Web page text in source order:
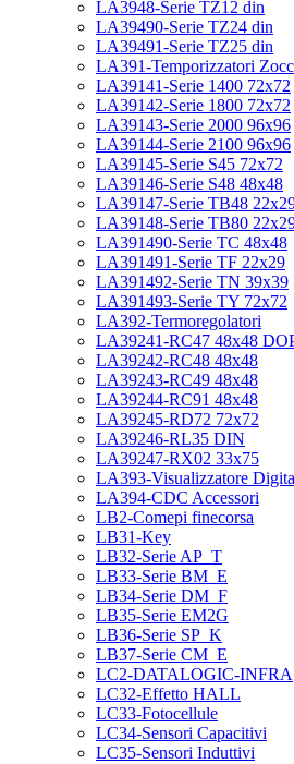
LA3948-Serie TZ12 din
LA39490-Serie TZ24 din
LA39491-Serie TZ25 din
LA391-Temporizzatori
LA39141-Serie 1400 72x72
LA39142-Serie 1800 72x72
LA39143-Serie 2000 96x96
LA39144-Serie 2100 96x96
LA39145-Serie S45 72x72
LA39146-Serie S48 48x48
LA39147-Serie TB48
LA39148-Serie TB80
LA391490-Serie TC 48x48
LA391491-Serie TF 22x29
LA391492-Serie TN 39x39
LA391493-Serie TY 72x72
LA392-Termoregolatori
LA39241-RC47 48x48
LA39242-RC48 48x48
LA39243-RC49 48x48
LA39244-RC91 48x48
LA39245-RD72 72x72
LA39246-RL35 DIN
LA39247-RX02 33x75
LA393-Visualizzatore
LA394-CDC Accessori
LB2-Comepi finecorsa
LB31-Key
LB32-Serie AP_T
LB33-Serie BM_E
LB34-Serie DM_F
LB35-Serie EM2G
LB36-Serie SP_K
LB37-Serie CM_E
LC2-DATALOGIC-INFRA
LC32-Effetto HALL
LC33-Fotocellule
LC34-Sensori Capacitivi
LC35-Sensori Induttivi